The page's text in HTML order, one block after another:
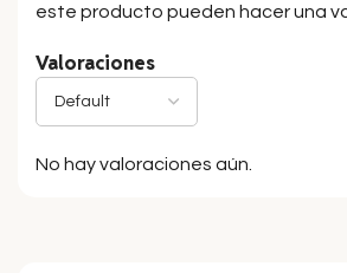
Valoraciones
No hay valoraciones aún.
este producto pueden hacer una